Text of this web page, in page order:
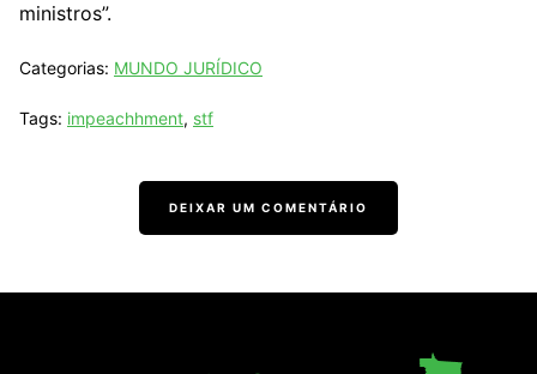
ministros”.
Categorias: MUNDO JURÍDICO
Tags: impeachhment, stf
DEIXAR UM COMENTÁRIO